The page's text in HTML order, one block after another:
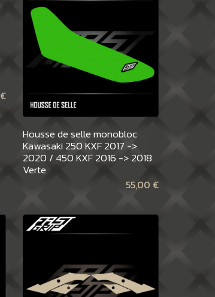
€
Housse de selle monobloc
Kawasaki 250 KXF 2017 ->
2020 / 450 KXF 2016 -> 2018
Verte
55,00 €